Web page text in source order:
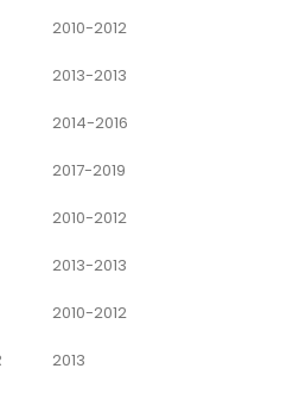
2010-2012
2013-2013
2014-2016
2017-2019
2010-2012
2013-2013
2010-2012
2013